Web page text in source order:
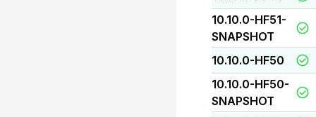
10.10.0-HF51-
SNAPSHOT
10.10.0-HF50
10.10.0-HF50-
SNAPSHOT